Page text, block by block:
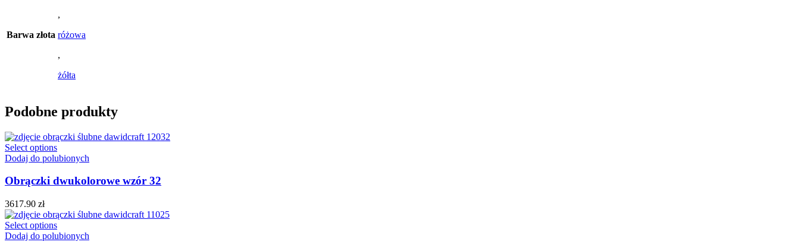
Barwa złota
,
różowa
,
żółta
Podobne produkty
Select options
Dodaj do polubionych
Obrączki dwukolorowe wzór 32
3617.90 zł
Select options
Dodaj do polubionych